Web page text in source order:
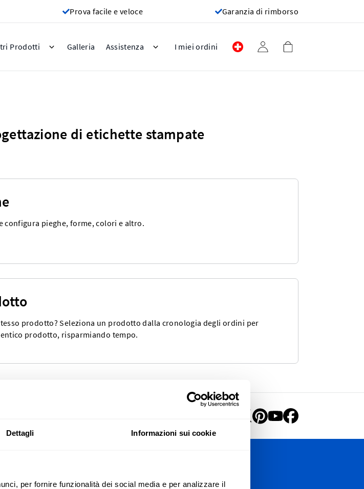
Dettagli Informazioni sui cookie
per fornire funzionalità dei social media e per analizzare il
Prova facile e veloce Garanzia di rimborso
Prodotti Galleria Assistenza I miei ordini
di etichette stampate
configura pieghe, forme, colori e altro.
prodotto? Seleziona un prodotto dalla cronologia degli ordini per
prodotto, risparmiando tempo.
Iscrizione alla newsletter